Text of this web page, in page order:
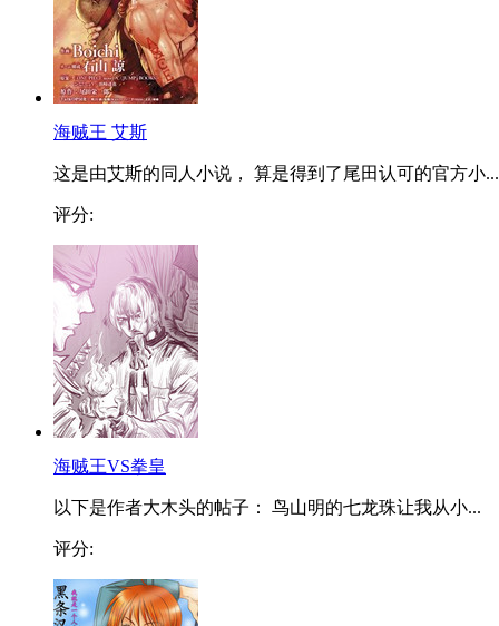
海贼王 艾斯
这是由艾斯的同人小说， 算是得到了尾田认可的官方小...
评分:
海贼王VS拳皇
以下是作者大木头的帖子： 鸟山明的七龙珠让我从小...
评分: